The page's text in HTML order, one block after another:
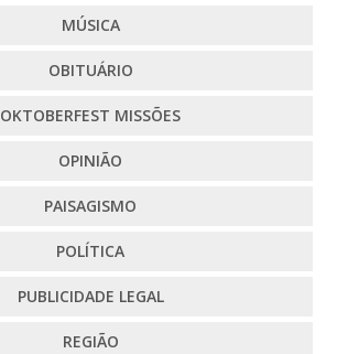
MÚSICA
OBITUÁRIO
OKTOBERFEST MISSÕES
OPINIÃO
PAISAGISMO
POLÍTICA
PUBLICIDADE LEGAL
REGIÃO